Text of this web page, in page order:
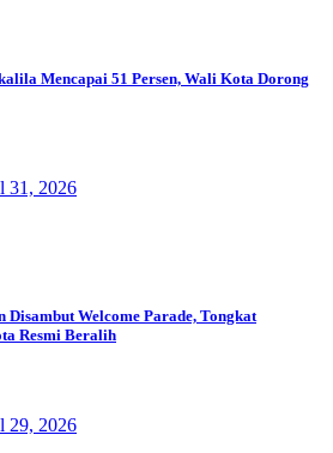
Mencapai 51 Persen, Wali Kota Dorong
31, 2026
Welcome Parade, Tongkat
Resmi Beralih
29, 2026